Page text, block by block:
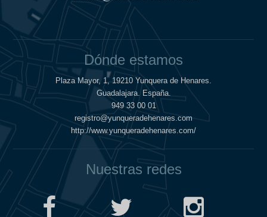
Dónde estamos
Plaza Mayor, 1, 19210 Yunquera de Henares.
Guadalajara. España.
949 33 00 01
registro@yunqueradehenares.com
http://www.yunqueradehenares.com/
Nuestras redes